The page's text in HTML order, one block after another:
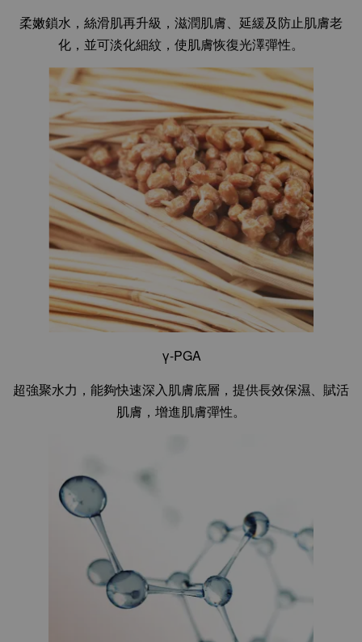
柔嫩鎖水，絲滑肌再升級，滋潤肌膚、延緩及防止肌膚老
化，並可淡化細紋，使肌膚恢復光澤彈性。
γ-PGA
超強聚水力，能夠快速深入肌膚底層，提供長效保濕、賦活
肌膚，增進肌膚彈性。